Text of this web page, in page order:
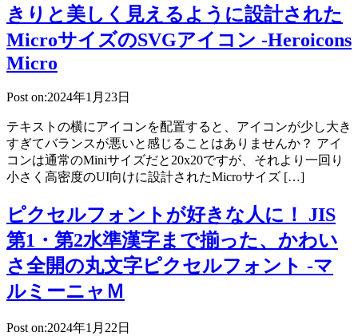
きりと美しく見えるように設計された
MicroサイズのSVGアイコン -Heroicons
Micro
Post on:2024年1月23日
テキストの横にアイコンを配置すると、アイコンが少し大き
すぎてバランスが悪いと感じることはありませんか？ アイ
コンは通常のMiniサイズだと20x20ですが、それより一回り
小さく高密度のUI向けに設計されたMicroサイズ […]
ピクセルフォントが好きな人に！ JIS
第1・第2水準漢字まで揃った、かわい
さ全開の丸文字ピクセルフォント -マ
ルミーニャＭ
Post on:2024年1月22日